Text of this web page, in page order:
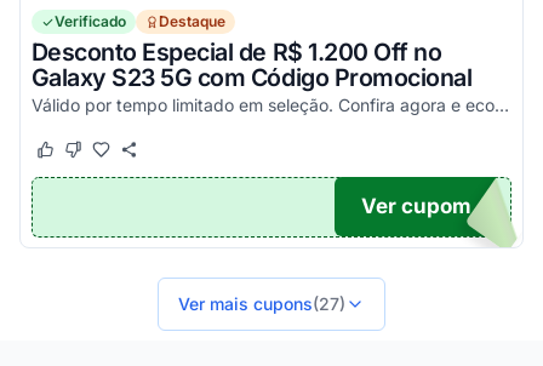
Verificado Destaque
Desconto Especial de R$ 1.200 Off no
Galaxy S23 5G com Código Promocional
Válido por tempo limitado em seleção. Confira agora e economize aplicando o seu cupom!
Este cupom funcionou
Este cupom não funcionou
200
Ver cupom
Ver mais cupons(27)